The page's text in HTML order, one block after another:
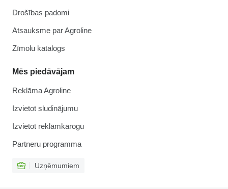
Drošības padomi
Atsauksme par Agroline
Zīmolu katalogs
Mēs piedāvājam
Reklāma Agroline
Izvietot sludinājumu
Izvietot reklāmkarogu
Partneru programma
Uzņēmumiem